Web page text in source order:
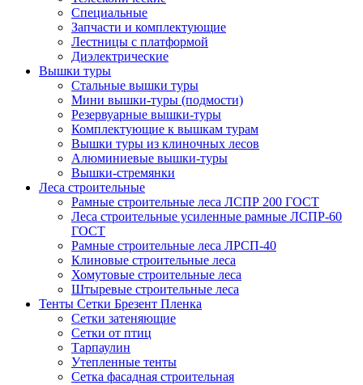
Специальные
Запчасти и комплектующие
Лестницы с платформой
Диэлектрические
Вышки туры
Стальные вышки туры
Мини вышки-туры (подмости)
Резервуарные вышки-туры
Комплектующие к вышкам турам
Вышки туры из клиночных лесов
Алюминиевые вышки-туры
Вышки-стремянки
Леса строительные
Рамные строительные леса ЛСПР 200 ГОСТ
Леса строительные усиленные рамные ЛСПР-60
ГОСТ
Рамные строительные леса ЛРСП-40
Клиновые строительные леса
Хомутовые строительные леса
Штыревые строительные леса
Тенты Сетки Брезент Пленка
Сетки затеняющие
Сетки от птиц
Тарпаулин
Утепленные тенты
Сетка фасадная строительная